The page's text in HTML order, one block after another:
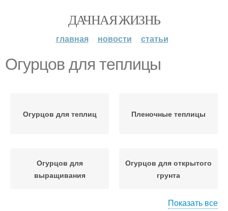
ДАЧНАЯ ЖИЗНЬ
главная новости статьи
Огурцов для теплицы
Огурцов для теплиц Пленочные теплицы
Огурцов для
выращивания
Огурцов для открытого
грунта
Показать все